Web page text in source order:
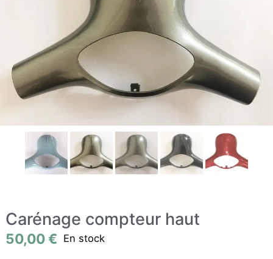
Carénage compteur haut
50,00€ En stock